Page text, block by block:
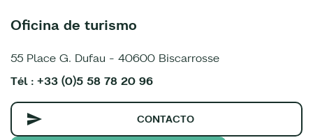
Oficina de turismo
55 Place G. Dufau - 40600 Biscarrosse
Tél : +33 (0)5 58 78 20 96
CONTACTO